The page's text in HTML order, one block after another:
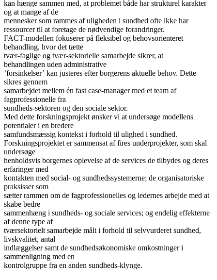
kan hænge sammen med, at problemet både har strukturel karakter
og at mange af de
mennesker som rammes af uligheden i sundhed ofte ikke har
ressourcer til at foretage de nødvendige forandringer.
FACT-modellen fokuserer på fleksibel og behovsorienteret
behandling, hvor det tætte
tvær-faglige og tvær-sektorielle samarbejde sikrer, at
behandlingen uden administrative
’forsinkelser’ kan justeres efter borgerens aktuelle behov. Dette
sikres gennem
samarbejdet mellem én fast case-manager med et team af
fagprofessionelle fra
sundheds-sektoren og den sociale sektor.
Med dette forskningsprojekt ønsker vi at undersøge modellens
potentialer i en bredere
samfundsmæssig kontekst i forhold til ulighed i sundhed.
Forskningsprojektet er sammensat af fires underprojekter, som skal
undersøge
henholdsvis borgernes oplevelse af de services de tilbydes og deres
erfaringer med
kontakten med social- og sundhedssystemerne; de organisatoriske
praksisser som
sætter rammen om de fagprofessionelles og ledernes arbejde med at
skabe bedre
sammenhæng i sundheds- og sociale services; og endelig effekterne
af denne type af
tværsektorielt samarbejde målt i forhold til selvvurderet sundhed,
livskvalitet, antal
indlæggelser samt de sundhedsøkonomiske omkostninger i
sammenligning med en
kontrolgruppe fra en anden sundheds-klynge.